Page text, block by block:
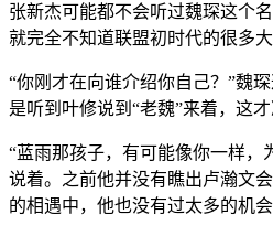
张新杰可能都不会听过魏琛这个
就完全不知道联盟初时代的很多大
“你刚才在向谁介绍你自己？”魏
是听到叶修说到“老魏”来着，这才
“蓝雨那孩子，有可能像你一样，
说着。之前他并没有瞧出卢瀚文
的相遇中，他也没有过太多的机会